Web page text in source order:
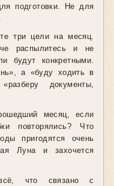
подготовки. Не для
три цели на месяц.
распылитесь и не
будут конкретными.
а «буду ходить в
документы,
месяц, если
повторялись? Что
пригодятся очень
Луна и захочется
что связано с